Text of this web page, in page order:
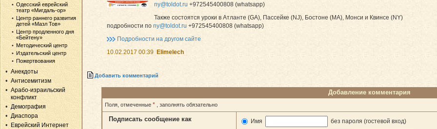
Одесский еврейский
театр «Мигдаль-ор»
Центр раннего развития
детей «Мазл Тов»
Центр продленного дня
«Бейтену»
Методический центр
Издательский центр
Пожертвования
Анекдоты
Антисемитизм
Арабо-израильский
конфликт
Демография
Диаспора
Еврейский Интернет
ny@toldot.ru +972545400808 (whatsapp)
Также состоятся уроки в Атланте (GA), Пассейке (NJ), Бостоне (MA), Монси и Квинсе (NY)
подробности по ny@toldot.ru +972545400808 (whatsapp)
Подробности на другом сайте
10.02.2017 00:39 Elimelech
Добавить комментарий
Добавление комментария
Поля, отмеченные * , заполнять обязательно
Подписать сообщение как Имя без пароля (гостевой вход)